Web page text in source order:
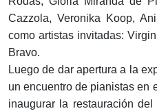
Cazzola, Veronika Koop,
como artistas invitadas:
Bravo.
Luego de dar apertura a la
un encuentro de pianistas en
inaugurar la restauración